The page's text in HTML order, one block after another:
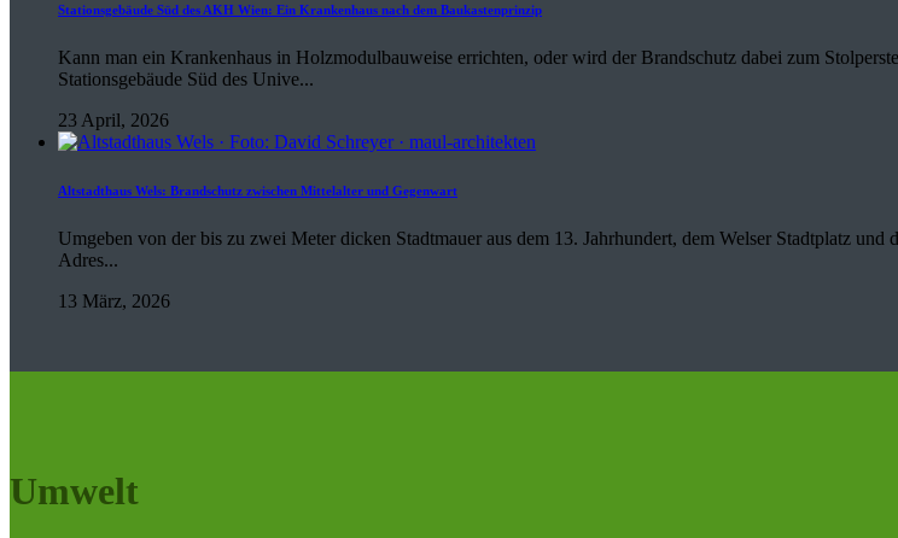
Stationsgebäude Süd des AKH Wien: Ein Krankenhaus nach dem Baukastenprinzip
Kann man ein Krankenhaus in Holzmodulbauweise errichten, oder wird der Brandschutz dabei zum
Stationsgebäude Süd des Unive...
23 April, 2026
Altstadthaus Wels: Brandschutz zwischen Mittelalter und Gegenwart
Umgeben von der bis zu zwei Meter dicken Stadtmauer aus dem 13. Jahrhundert, dem Welser Stadtplatz
Adres...
13 März, 2026
Umwelt